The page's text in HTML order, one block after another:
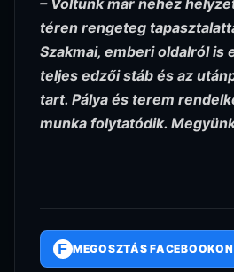
téren rengeteg
Szakmai, emberi oldalról is
teljes edzői stáb és az
tart. Pálya és terem
munka folytatódik.
F MEGOSZTÁS FACEBOOKON